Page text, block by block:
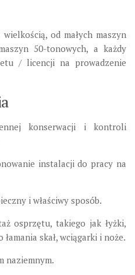
od małych maszyn
50-tonowych, a każdy
/ licencji na prowadzenie
konserwacji i kontroli
instalacji do pracy na
i właściwy sposób.
osprzętu, takiego jak łyżki,
łamania skał, wciągarki i noże.
naziemnym.